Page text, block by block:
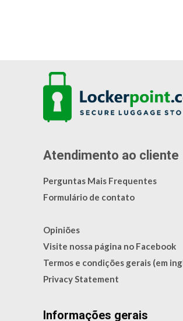
Atendimento ao cliente
Perguntas Mais Frequentes
Formulário de contato
Opiniões
Visite nossa página no Facebook
Termos e condições gerais (em
Privacy Statement
Informações gerais